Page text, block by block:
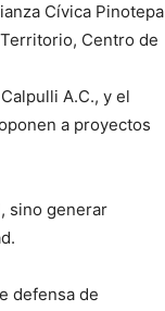
Cívica Pinotepa
Centro de
A.C., y el
a proyectos
sino generar
defensa de